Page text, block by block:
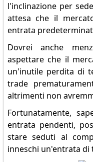
l'inclinazione per
attesa che il
entrata
Dovrei anche
aspettare che il
un'inutile perdita di
trade
altrimenti non
Fortunatamente,
entrata pendenti,
stare seduti al
inneschi un'entrata di